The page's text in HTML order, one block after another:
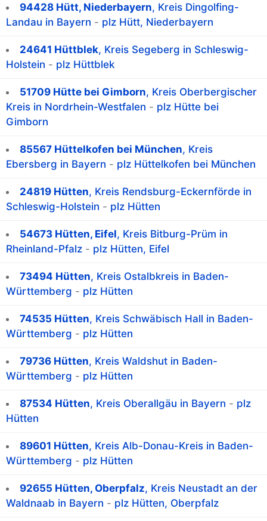
94428 Hütt, Niederbayern, Kreis Dingolfing-
Landau in Bayern - plz Hütt, Niederbayern
24641 Hüttblek, Kreis Segeberg in Schleswig-
Holstein - plz Hüttblek
51709 Hütte bei Gimborn, Kreis Oberbergischer
Kreis in Nordrhein-Westfalen - plz Hütte bei
Gimborn
85567 Hüttelkofen bei München, Kreis
Ebersberg in Bayern - plz Hüttelkofen bei München
24819 Hütten, Kreis Rendsburg-Eckernförde in
Schleswig-Holstein - plz Hütten
54673 Hütten, Eifel, Kreis Bitburg-Prüm in
Rheinland-Pfalz - plz Hütten, Eifel
73494 Hütten, Kreis Ostalbkreis in Baden-
Württemberg - plz Hütten
74535 Hütten, Kreis Schwäbisch Hall in Baden-
Württemberg - plz Hütten
79736 Hütten, Kreis Waldshut in Baden-
Württemberg - plz Hütten
87534 Hütten, Kreis Oberallgäu in Bayern - plz
Hütten
89601 Hütten, Kreis Alb-Donau-Kreis in Baden-
Württemberg - plz Hütten
92655 Hütten, Oberpfalz, Kreis Neustadt an der
Waldnaab in Bayern - plz Hütten, Oberpfalz